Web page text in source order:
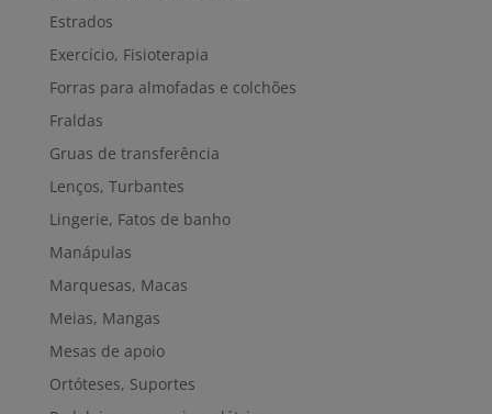
Estrados
Exercício, Fisioterapia
Forras para almofadas e colchões
Fraldas
Gruas de transferência
Lenços, Turbantes
Lingerie, Fatos de banho
Manápulas
Marquesas, Macas
Meias, Mangas
Mesas de apoio
Ortóteses, Suportes